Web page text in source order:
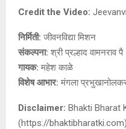
Credit the Video:
निर्मिती: जीवनविद्या मिशन
संकल्पना: श्री प्रल्हाद वामनराव पै
गायक: महेश काळे
विशेष आभार: मंगला
Disclaimer: Bhakti Bharat
(https://bhaktibharatki.com)